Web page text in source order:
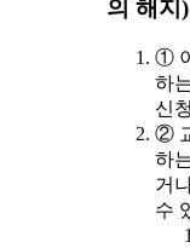
의 해지)
①
하
신
②
하
거
수